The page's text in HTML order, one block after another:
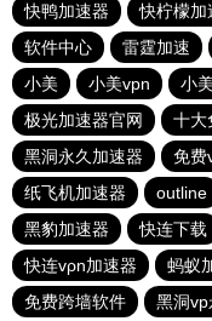
快鸭加速器
快柠檬加
软件中心
雷霆加速
小美
小美vpn 小
极光加速器官网
十大
黑洞永久加速器
免费
纸飞机加速器
outline
黑豹加速器
快连下载
快连vρn加速器
蚂蚁
免费跨墙软件
黑洞vp